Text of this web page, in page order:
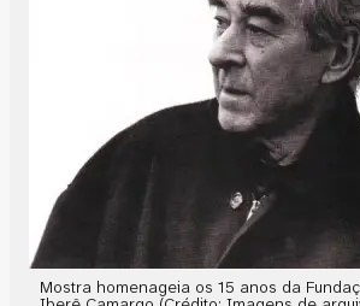
Mostra homenageia os 15 anos da